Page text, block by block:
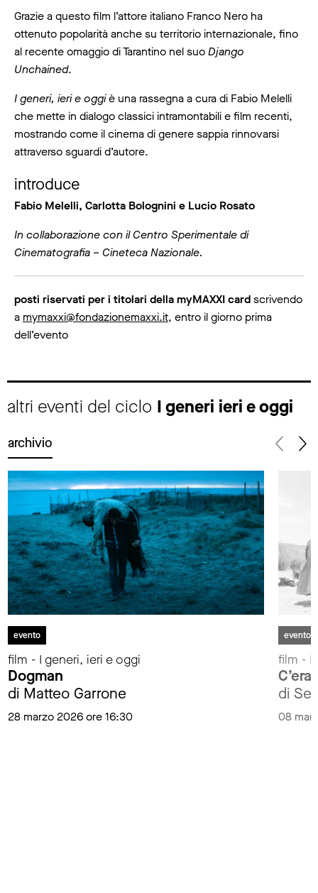
Grazie a questo film l’attore italiano Franco Nero ha
ottenuto popolarità anche su territorio internazionale, fino
al recente omaggio di Tarantino nel suoDjango
Unchained.
I generi, ieri e oggiè una rassegna a cura di Fabio Melelli
che mette in dialogo classici intramontabili e film recenti,
mostrando come il cinema di genere sappia rinnovarsi
attraverso sguardi d’autore.
introduce
Fabio Melelli, Carlotta Bolognini e Lucio Rosato
In collaborazione con il Centro Sperimentale di
Cinematografia – Cineteca Nazionale.
posti riservati per i titolari della myMAXXI cardscrivendo
a mymaxxi@fondazionemaxxi.it, entro il giorno prima
dell’evento
altri eventi del ciclo I generi ieri e oggi
archivio
evento
film - I generi, ieri e oggi
Dogman
di Matteo Garrone
28 marzo 2026 ore 16:30
evento
film - I
di
08